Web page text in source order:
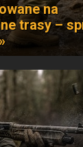
na
trasy –